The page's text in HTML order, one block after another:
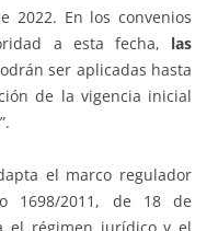
2022. En los convenios
a esta fecha, las
ser aplicadas hasta
de la vigencia inicial
el marco regulador
1698/2011, de 18 de